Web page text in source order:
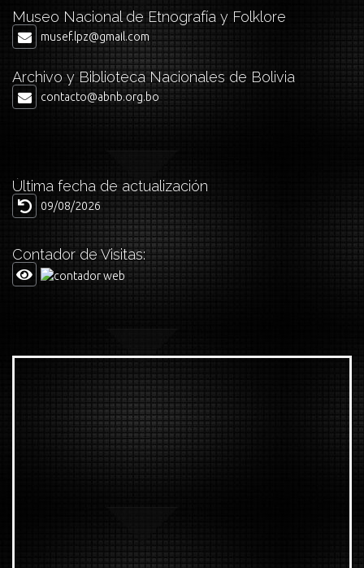
Museo Nacional de Etnografía y Folklore
musef.lpz@gmail.com
Archivo y Biblioteca Nacionales de Bolivia
contacto@abnb.org.bo
Última fecha de actualización
09/08/2026
Contador de Visitas: